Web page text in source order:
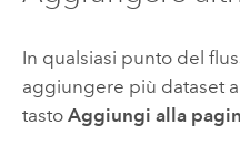
In qualsiasi punto del
aggiungere più dataset
tasto Aggiungi alla